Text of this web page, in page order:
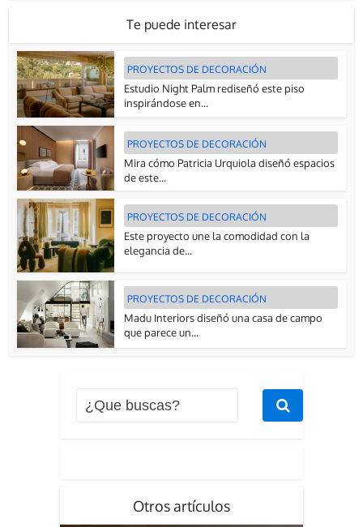
Te puede interesar
PROYECTOS DE DECORACIÓN
Estudio Night Palm rediseñó este piso
inspirándose en...
PROYECTOS DE DECORACIÓN
Mira cómo Patricia Urquiola diseñó espacios
de este...
PROYECTOS DE DECORACIÓN
Este proyecto une la comodidad con la
elegancia de...
PROYECTOS DE DECORACIÓN
Madu Interiors diseñó una casa de campo
que parece un...
Otros artículos